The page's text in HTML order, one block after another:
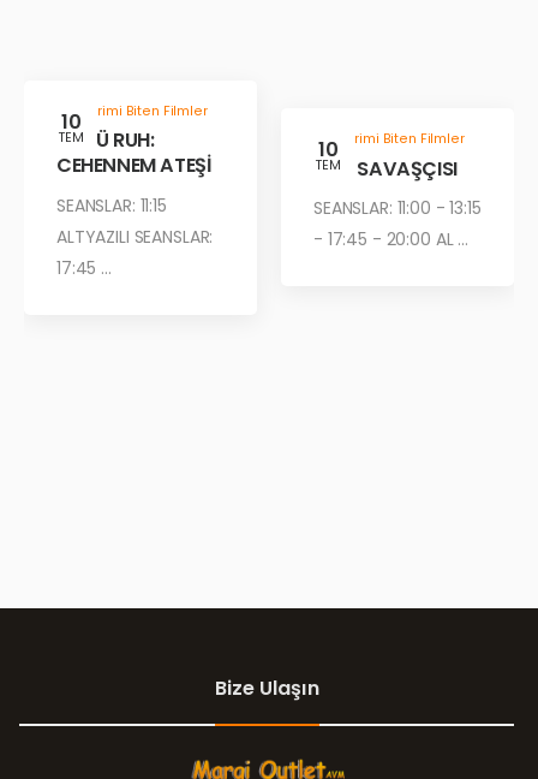
10
TEM
Gösterimi Biten Filmler
KÖTÜ RUH:
CEHENNEM ATEŞİ
SEANSLAR: 11:15
ALTYAZILI SEANSLAR:
17:45 ...
10
TEM
Gösterimi Biten Filmler
ÇÖL SAVAŞÇISI
SEANSLAR: 11:00 - 13:15
- 17:45 - 20:00 AL ...
Bize Ulaşın